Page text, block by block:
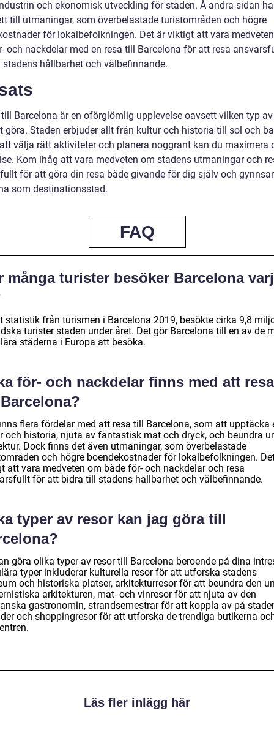
och ekonomisk utveckling för staden. Å andra sidan
till utmaningar, som överbelastade turistområden och högre
för lokalbefolkningen. Det är viktigt att vara
och nackdelar med en resa till Barcelona för att resa
hållbarhet och välbefinnande.
Barcelona är en oförglömlig upplevelse oavsett vilken typ
göra. Staden erbjuder allt från kultur och historia till sol och
välja rätt aktiviteter och planera noggrant kan du maximera
Kom ihåg att vara medveten om stadens utmaningar och
för att göra din resa både givande för dig själv och
som destinationsstad.
FAQ
många turister besöker Barcelona
statistik från turismen i Barcelona 2019, besökte cirka 9,8
turister staden under året. Det gör Barcelona till en av de
städerna i Europa att besöka.
för- och nackdelar finns med att resa
flera fördelar med att resa till Barcelona, som att upptäcka
och historia, njuta av fantastisk mat och dryck, och beundra
Dock finns det även utmaningar, som överbelastade
och högre boendekostnader för lokalbefolkningen.
att vara medveten om både för- och nackdelar och resa
för att bidra till stadens hållbarhet och välbefinnande.
typer av resor kan jag göra till
göra olika typer av resor till Barcelona beroende på dina
typer inkluderar kulturella resor för att utforska stadens
och historiska platser, arkitekturresor för att beundra den
arkitekturen, mat- och vinresor för att njuta av den
gastronomin, strandsemestrar för att koppla av på
och shoppingresor för att utforska de trendiga butikerna
Läs fler inlägg här